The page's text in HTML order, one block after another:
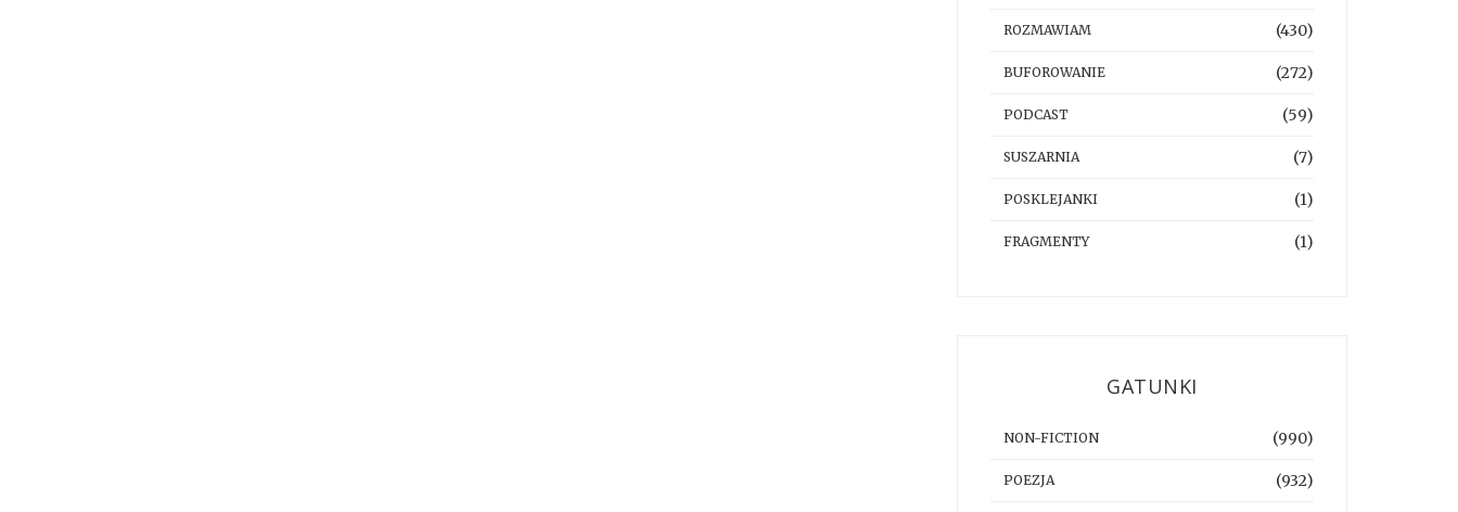
ROZMAWIAM (430)
BUFOROWANIE (272)
PODCAST (59)
SUSZARNIA (7)
POSKLEJANKI (1)
FRAGMENTY (1)
GATUNKI
NON-FICTION (990)
POEZJA (932)